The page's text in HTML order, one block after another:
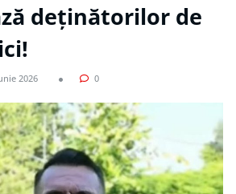
deținătorilor de
2026 0